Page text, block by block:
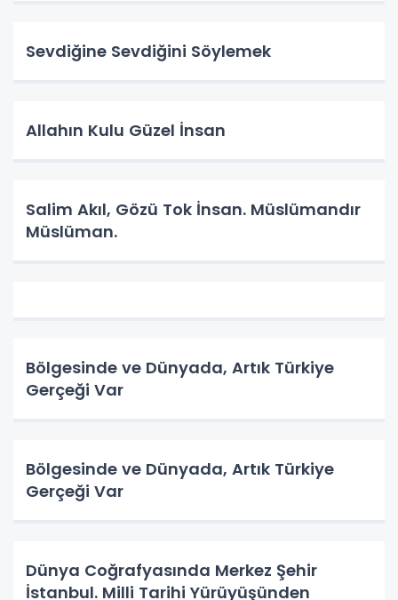
Sevdiğine Sevdiğini Söylemek
Allahın Kulu Güzel İnsan
Salim Akıl, Gözü Tok İnsan. Müslümandır
Müslüman.
Bölgesinde ve Dünyada, Artık Türkiye
Gerçeği Var
Bölgesinde ve Dünyada, Artık Türkiye
Gerçeği Var
Dünya Coğrafyasında Merkez Şehir
İstanbul. Milli Tarihi Yürüyüşünden